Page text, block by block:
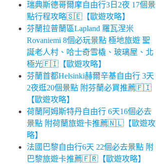
瑞典斯德哥爾摩自由行3日2夜 17個景
點行程攻略🇸🇪【歐遊攻略】
芬蘭拉普蘭區Lapland 羅瓦涅米
Rovaniemi 8個必玩景點 極地旅遊 聖
誕老人村、哈士奇雪橇、玻璃屋、北
極光🇫🇮【歐遊攻略】
芬蘭首都Helsinki赫爾辛基自由行 3天
2夜逛20個景點 附芬蘭必買推薦🇫🇮
【歐遊攻略】
荷蘭阿姆斯特丹自由行 6天16個必去
景點 附荷蘭旅遊卡推薦🇳🇱【歐遊攻
略】
法國巴黎自由行6天 22個必去景點 附
巴黎旅遊卡推薦🇫🇷【歐遊攻略】